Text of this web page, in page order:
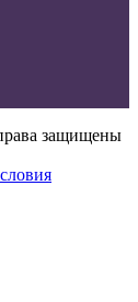
защищены